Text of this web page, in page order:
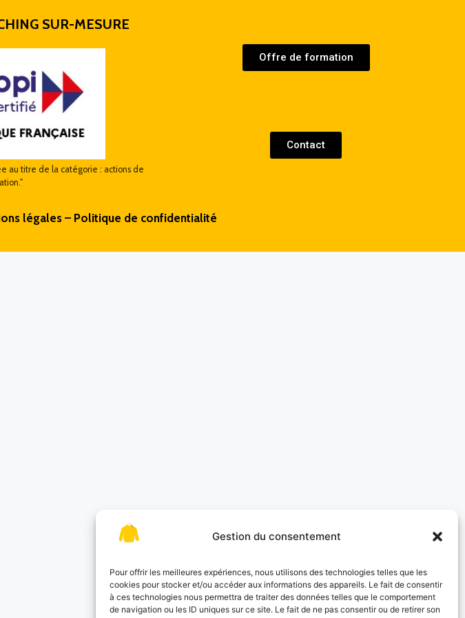
Gestion du consentement
Pour offrir les meilleures expériences, nous utilisons des technologies telles que les
cookies pour stocker et/ou accéder aux informations des appareils. Le fait de consentir
à ces technologies nous permettra de traiter des données telles que le comportement
de navigation ou les ID uniques sur ce site. Le fait de ne pas consentir ou de retirer son
SUR-MESURE
au titre de la catégorie : actions de
Offre de formation
Contact
légales– Politique de confidentialité